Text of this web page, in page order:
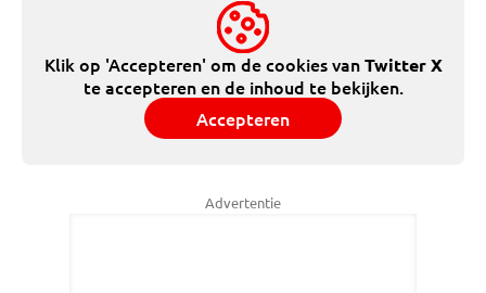
Klik op 'Accepteren' om de cookies vanTwitter X
te accepteren en de inhoud te bekijken.
Accepteren
Advertentie